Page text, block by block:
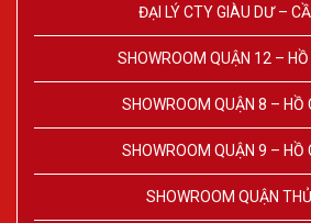
ĐẠI LÝ CTY GIÀU DƯ –
SHOWROOM QUẬN 12 – HỒ
SHOWROOM QUẬN 8 – HỒ
SHOWROOM QUẬN 9 – HỒ
SHOWROOM QUẬN